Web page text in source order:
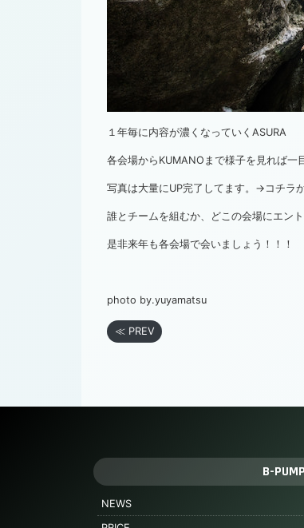
１年毎に内容が濃くなっていくASURA
各会場からKUMANOまで様子を見れば一
写真は大量にUP完了してます。→ コチラ
誰とチームを組むか、どこの会場にエン
是非来年も各会場で会いましょう！！！
photo by.yuyamatsu
≪ PREV
B-
NEWS